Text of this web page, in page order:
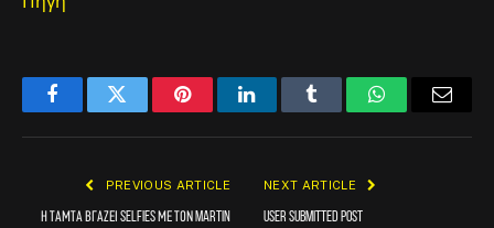
FacebookTwitter PinterestLinkedInTumblr WhatsApp
PREVIOUS ARTICLE
Η Τάμτα βγάζει selfies με τον Martin
NEXT ARTICLE
User Submitted Post